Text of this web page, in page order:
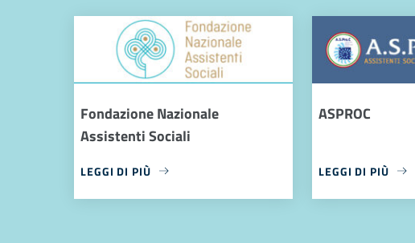
Fondazione Nazionale
Assistenti Sociali
LEGGI DI PIÙ
ASPROC
LEGGI DI PIÙ